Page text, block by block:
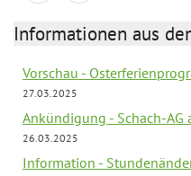
Informationen aus
Vorschau -
27.03.2025
Ankündigung - Schach-AG
26.03.2025
Information -